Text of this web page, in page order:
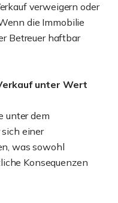
verweigern oder
die Immobilie
Betreuer haftbar
unter Wert
unter dem
einer
was sowohl
Konsequenzen